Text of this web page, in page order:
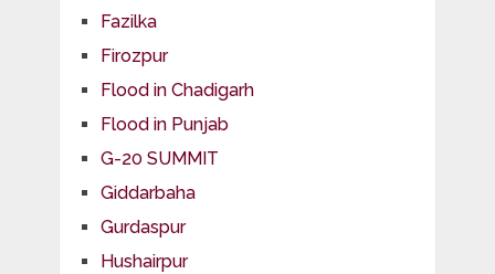
Fazilka
Firozpur
Flood in Chadigarh
Flood in Punjab
G-20 SUMMIT
Giddarbaha
Gurdaspur
Hushairpur